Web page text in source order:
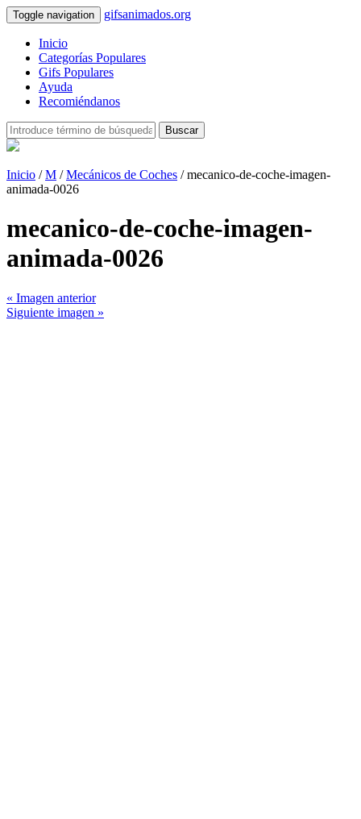
Toggle navigation gifsanimados.org
Inicio
Categorías Populares
Gifs Populares
Ayuda
Recomiéndanos
Buscar
Inicio /M /Mecánicos de Coches / mecanico-de-coche-imagen-
animada-0026
mecanico-de-coche-imagen-
animada-0026
« Imagen anterior
Siguiente imagen »